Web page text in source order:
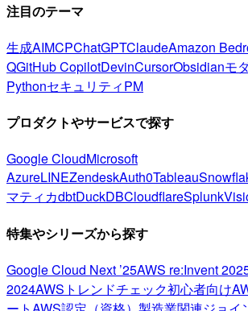
注目のテーマ
生成AIMCPChatGPTClaudeAmazon
QGitHub CopilotDevinCursorObsidianモ
PythonセキュリティPM
プロダクトやサービスで探す
Google CloudMicrosoft
AzureLINEZendeskAuth0Tableau
マティカdbtDuckDBCloudflareSplunk
特集やシリーズから探す
Google Cloud Next ’25AWS re:Invent
2024AWSトレンドチェック初心者向け